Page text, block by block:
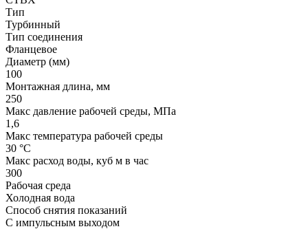
Тип
Турбинный
Тип соединения
Фланцевое
Диаметр (мм)
100
Монтажная длина, мм
250
Макс давление рабочей среды, МПа
1,6
Макс температура рабочей среды
30 °С
Макс расход воды, куб м в час
300
Рабочая среда
Холодная вода
Способ снятия показаний
С импульсным выходом